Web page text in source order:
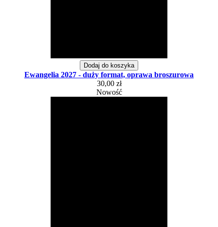
Dodaj do koszyka
Ewangelia 2027 - duży format, oprawa broszurowa
30,00 zł
Nowość